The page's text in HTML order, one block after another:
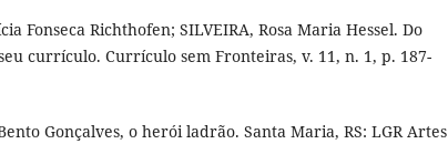
Fonseca Richthofen; SILVEIRA, Rosa Maria Hessel. Do
currículo. Currículo sem Fronteiras, v. 11, n. 1, p. 187-
Gonçalves, o herói ladrão. Santa Maria, RS: LGR Artes